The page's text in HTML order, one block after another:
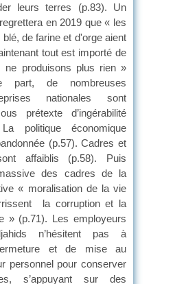
leurs terres (p.83). Un
en 2019 que « les
de farine et d'orge aient
tout est importé de
ne produisons plus rien »
part, de nombreuses
nationales sont
prétexte d’ingérabilité
politique économique
(p.57). Cadres et
affaiblis (p.58). Puis
des cadres de la
« moralisation de la vie
la corruption et la
» (p.71). Les employeurs
n’hésitent pas à
et de mise au
personnel pour conserver
s’appuyant sur des